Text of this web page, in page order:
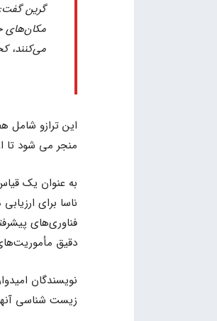
گرین
مکان‌های
می‌کنند،
این ترازو
منجر می شود تا
به عنوان یک
ناسا برای
دقیق
نویسندگان
زیست شناسی